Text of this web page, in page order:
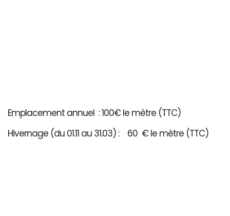
Emplacement annuel : 100€ le mètre (TTC)
Hivernage (du 01.11 au 31.03) : 60 € le mètre (TTC)